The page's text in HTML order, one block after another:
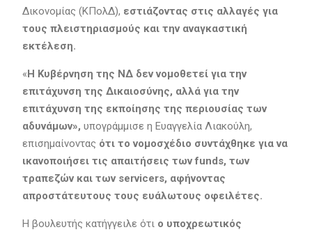
Δικονομίας (ΚΠολΔ), εστιάζοντας στις αλλαγές για
τους πλειστηριασμούς και την αναγκαστική
εκτέλεση.
«Η Κυβέρνηση της ΝΔ δεν νομοθετεί για την
επιτάχυνση της Δικαιοσύνης, αλλά για την
επιτάχυνση της εκποίησης της περιουσίας των
αδυνάμων», υπογράμμισε η Ευαγγελία Λιακούλη,
επισημαίνοντας ότι το νομοσχέδιο συντάχθηκε για να
ικανοποιήσει τις απαιτήσεις των funds, των
τραπεζών και των servicers, αφήνοντας
απροστάτευτους τους ευάλωτους οφειλέτες.
Η βουλευτής κατήγγειλε ότι ο υποχρεωτικός